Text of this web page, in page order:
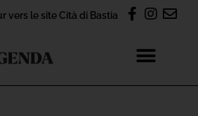
vers le site Cità di Bastia